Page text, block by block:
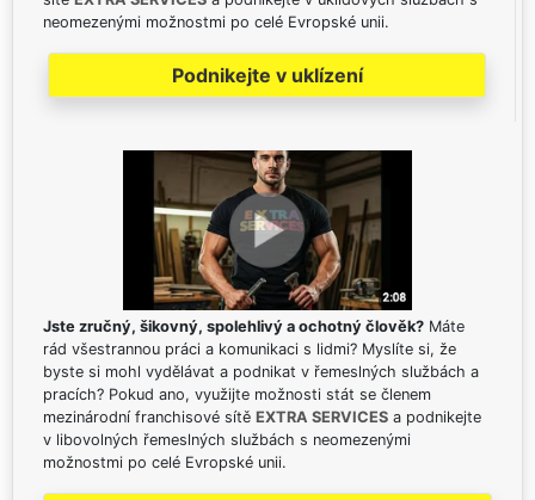
neomezenými možnostmi po celé Evropské unii.
Podnikejte v uklízení
Jste zručný, šikovný, spolehlivý a ochotný člověk? Máte
rád všestrannou práci a komunikaci s lidmi? Myslíte si, že
byste si mohl vydělávat a podnikat v řemeslných službách a
pracích? Pokud ano, využijte možnosti stát se členem
mezinárodní franchisové sítě EXTRA SERVICES a podnikejte
v libovolných řemeslných službách s neomezenými
možnostmi po celé Evropské unii.